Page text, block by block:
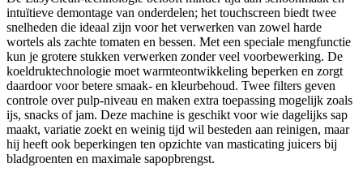
intuïtieve demontage van onderdelen; het touchscreen biedt twee
snelheden die ideaal zijn voor het verwerken van zowel harde
wortels als zachte tomaten en bessen. Met een speciale mengfunctie
kun je grotere stukken verwerken zonder veel voorbewerking. De
koeldruktechnologie moet warmteontwikkeling beperken en zorgt
daardoor voor betere smaak- en kleurbehoud. Twee filters geven
controle over pulp-niveau en maken extra toepassing mogelijk zoals
ijs, snacks of jam. Deze machine is geschikt voor wie dagelijks sap
maakt, variatie zoekt en weinig tijd wil besteden aan reinigen, maar
hij heeft ook beperkingen ten opzichte van masticating juicers bij
bladgroenten en maximale sapopbrengst.